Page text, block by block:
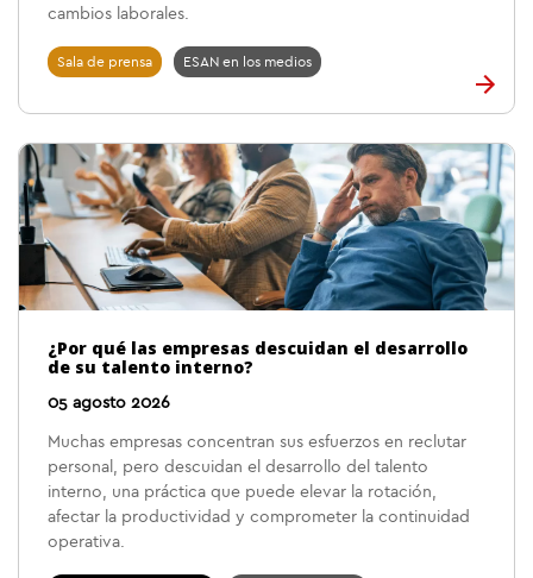
cambios laborales.
Sala de prensa ESAN en los medios
¿Por qué las empresas descuidan el desarrollo
de su talento interno?
05 agosto 2026
Muchas empresas concentran sus esfuerzos en reclutar
personal, pero descuidan el desarrollo del talento
interno, una práctica que puede elevar la rotación,
afectar la productividad y comprometer la continuidad
operativa.